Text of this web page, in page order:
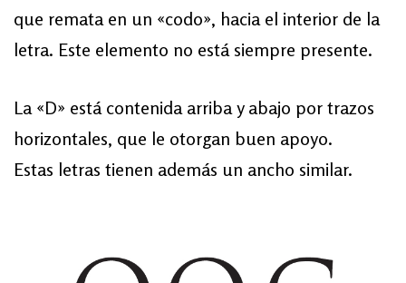
que remata en un «codo», hacia el interior de la
letra. Este elemento no está siempre presente.
La «D» está contenida arriba y abajo por trazos
horizontales, que le otorgan buen apoyo.
Estas letras tienen además un ancho similar.